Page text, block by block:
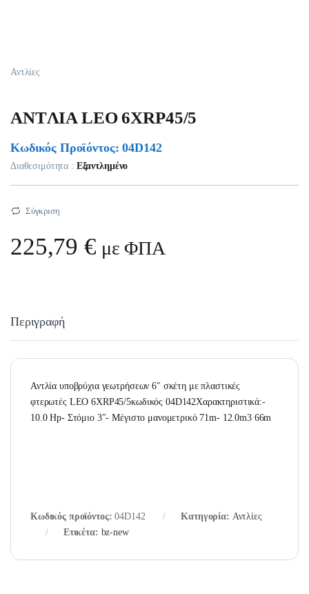
Αντλίες
ANTΛIA LEO 6XRP45/5
Κωδικός Προϊόντος: 04D142
Διαθεσιμότητα : Εξαντλημένο
Σύγκριση
225,79€ με ΦΠΑ
Περιγραφή
Αντλία υποβρύχια γεωτρήσεων 6″ σκέτη με πλαστικές
φτερωτές LEO 6XRP45/5κωδικός 04D142Χαρακτηριστικά:-
10.0 Hp- Στόμιο 3″- Μέγιστο μανομετρικό 71m- 12.0m3 66m
Κωδικός προϊόντος:04D142 Κατηγορία: Αντλίες
Ετικέτα: bz-new